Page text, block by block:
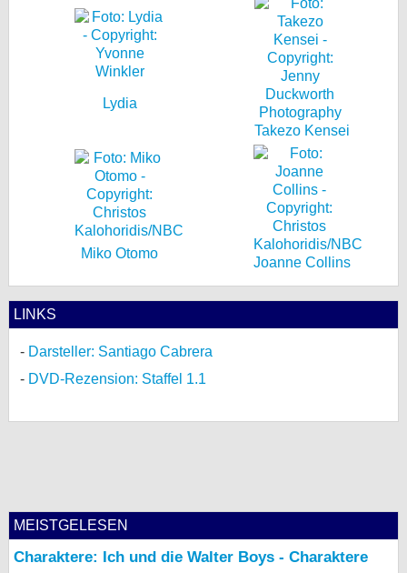
Lydia
Takezo Kensei
Miko Otomo
Joanne Collins
LINKS
Darsteller: Santiago Cabrera
DVD-Rezension: Staffel 1.1
MEISTGELESEN
Charaktere: Ich und die Walter Boys - Charaktere